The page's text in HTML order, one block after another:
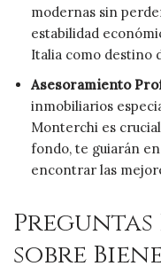
modernas sin
estabilidad
Italia como destino
Asesoramiento
inmobiliarios
Monterchi es
fondo, te guiarán
encontrar las
Preguntas
sobre